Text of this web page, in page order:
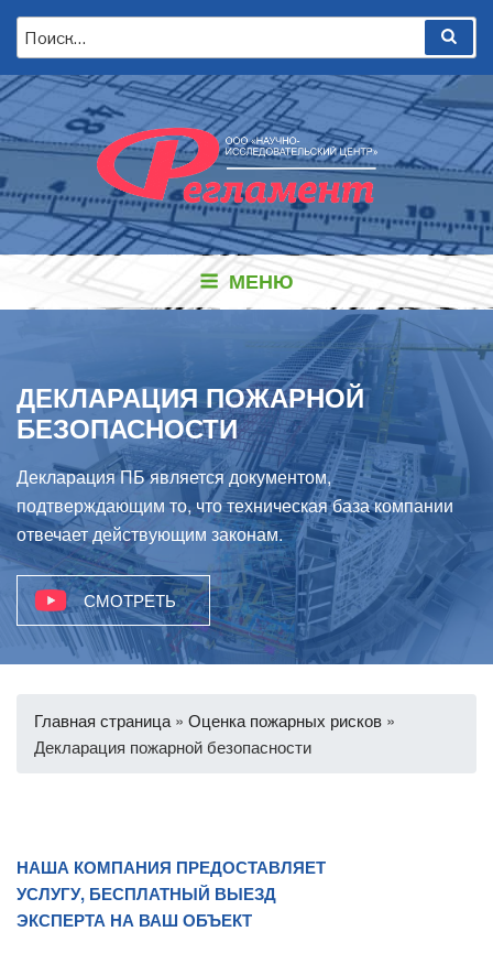
Перейти
содержимому
Искать:
МЕНЮ
ДЕКЛАРАЦИЯ ПОЖАРНОЙ
БЕЗОПАСНОСТИ
Декларация ПБ является документом,
подтверждающим то, что техническая база компании
отвечает действующим законам.
СМОТРЕТЬ
Главная страница » Оценка пожарных рисков »
Декларация пожарной безопасности
НАША КОМПАНИЯ ПРЕДОСТАВЛЯЕТ
УСЛУГУ, БЕСПЛАТНЫЙ ВЫЕЗД
ЭКСПЕРТА НА ВАШ ОБЪЕКТ